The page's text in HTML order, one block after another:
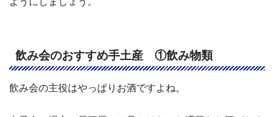
飲み会のおすすめ手土産 ①飲み物類
飲み会の主役はやっぱりお酒ですよね。